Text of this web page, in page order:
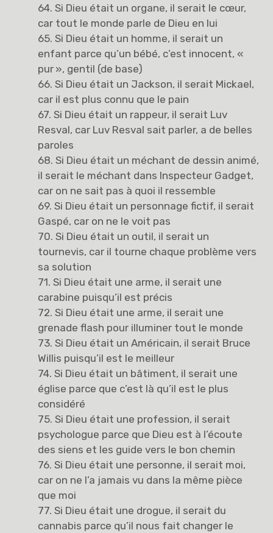
64. Si Dieu était un organe, il serait le cœur,
car tout le monde parle de Dieu en lui
65. Si Dieu était un homme, il serait un
enfant parce qu’un bébé, c’est innocent, «
pur », gentil (de base)
66. Si Dieu était un Jackson, il serait Mickael,
car il est plus connu que le pain
67. Si Dieu était un rappeur, il serait Luv
Resval, car Luv Resval sait parler, a de belles
paroles
68. Si Dieu était un méchant de dessin animé,
il serait le méchant dans Inspecteur Gadget,
car on ne sait pas à quoi il ressemble
69. Si Dieu était un personnage fictif, il serait
Gaspé, car on ne le voit pas
70. Si Dieu était un outil, il serait un
tournevis, car il tourne chaque problème vers
sa solution
71. Si Dieu était une arme, il serait une
carabine puisqu’il est précis
72. Si Dieu était une arme, il serait une
grenade flash pour illuminer tout le monde
73. Si Dieu était un Américain, il serait Bruce
Willis puisqu’il est le meilleur
74. Si Dieu était un bâtiment, il serait une
église parce que c’est là qu’il est le plus
considéré
75. Si Dieu était une profession, il serait
psychologue parce que Dieu est à l’écoute
des siens et les guide vers le bon chemin
76. Si Dieu était une personne, il serait moi,
car on ne l’a jamais vu dans la même pièce
que moi
77. Si Dieu était une drogue, il serait du
cannabis parce qu’il nous fait changer le